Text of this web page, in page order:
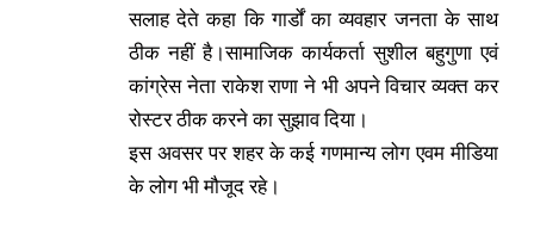
सलाह देते कहा कि गार्डों का व्यवहार जनता के साथ
ठीक नहीं है।सामाजिक कार्यकर्ता सुशील बहुगुणा एवं
कांग्रेस नेता राकेश राणा ने भी अपने विचार व्यक्त कर
रोस्टर ठीक करने का सुझाव दिया।
इस अवसर पर शहर के कई गणमान्य लोग एवम मीडिया
के लोग भी मौजूद रहे।